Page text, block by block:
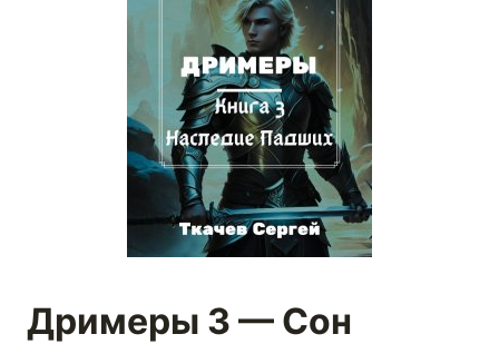
Дримеры 3 — Сон